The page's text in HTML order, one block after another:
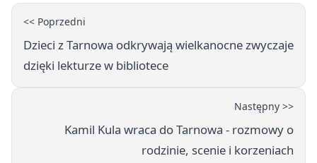
<< Poprzedni
Dzieci z Tarnowa odkrywają wielkanocne zwyczaje
dzięki lekturze w bibliotece
Następny >>
Kamil Kula wraca do Tarnowa - rozmowy o
rodzinie, scenie i korzeniach